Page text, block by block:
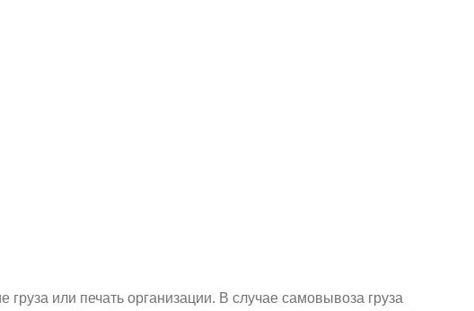
или печать организации. В случае самовывоза груза